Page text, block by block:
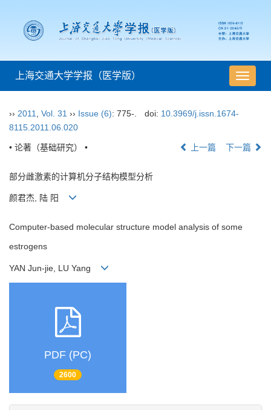
导
航
上海交通大学学报（医学版）
›› 2011 Vol. 31 ›› Issue (6): 775-. doi: 10.3969/j.issn.1674-
8115.2011.06.020
• 论著（基础研究） • 上一篇 下一篇
部分雌激素的计算机分子结构模型分析
颜君杰, 陆 阳
Computer-based molecular structure model analysis of some
estrogens
YAN Jun-jie, LU Yang
PDF (PC)
2600